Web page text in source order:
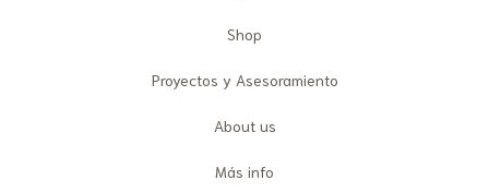
Shop
Proyectos y Asesoramiento
About us
Más info